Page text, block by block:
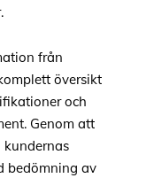
från
översikt
och
Genom att
bedömning av